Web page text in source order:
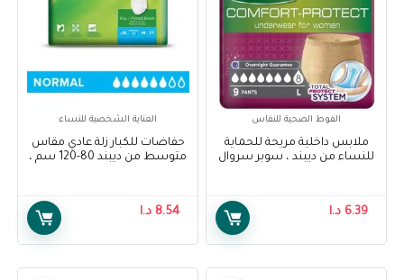
الفوط الصحية للنفاس
ملابس داخلية مريحة للحماية
للنساء من ديبند ، سوبر سروال
for Women, Super Pants for
Female Large, 9 pcs6.39 د.ا
العناية الشخصية للنساء
حفاضات للكبار زلة عادي مقاس
متوسط من ديبند 80-120 سم ،
8.54 د.ا